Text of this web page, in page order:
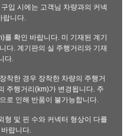
입 시에는 고객님 차량과의 커넥
랍니다.
확인 바랍니다. 미 기재된 계기
다. 계기판의 실 주행거리와 기재
다.
착한 경우 장착한 차량의 주행거
주행거리(km)가 변경됩니다. 주
로 인해 반품이 불가능합니다.
형 및 핀 수와 커넥터 형상이 다를
랍니다.